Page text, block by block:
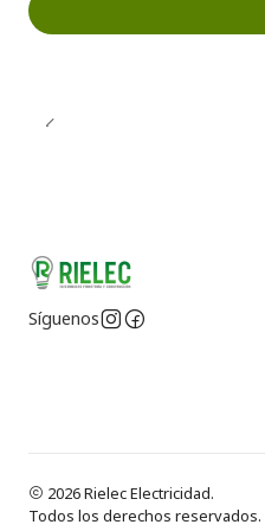
Síguenos
2026 Rielec Electricidad.
Todos los derechos reservados.